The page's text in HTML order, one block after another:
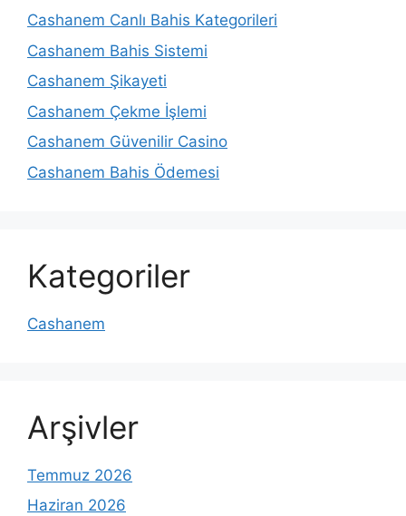
Cashanem Canlı Bahis Kategorileri
Cashanem Bahis Sistemi
Cashanem Şikayeti
Cashanem Çekme İşlemi
Cashanem Güvenilir Casino
Cashanem Bahis Ödemesi
Kategoriler
Cashanem
Arşivler
Temmuz 2026
Haziran 2026